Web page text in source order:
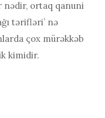
nədir, ortaq qanuni
tərifləri’ nə
çox mürəkkəb
kimidir.